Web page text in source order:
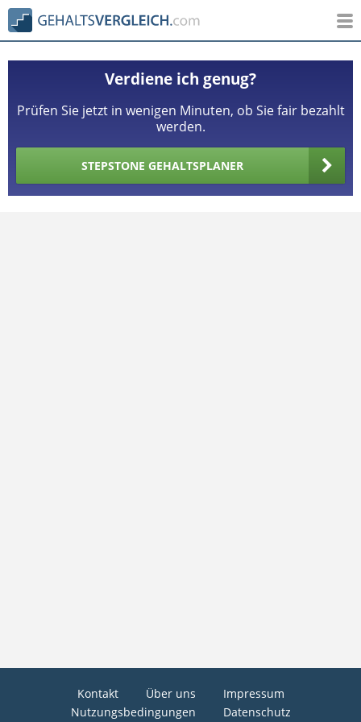
Verdiene ich genug?
Prüfen Sie jetzt in wenigen Minuten, ob Sie fair bezahlt
werden.
STEPSTONE GEHALTSPLANER
Kontakt Über uns
Impressum
Nutzungsbedingungen
Datenschutz